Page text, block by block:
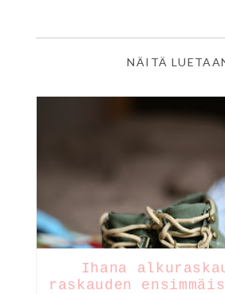
NÄITÄ
Ihana
raskauden